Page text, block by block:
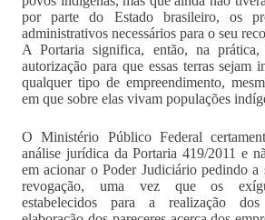
por parte do Estado brasileiro, os
administrativos necessários para o seu
A Portaria significa, então, na prática,
autorização para que essas terras sejam
qualquer tipo de empreendimento,
em que sobre elas vivam populações
O Ministério Público Federal
análise jurídica da Portaria 419/2011 e
em acionar o Poder Judiciário pedindo a
revogação, uma vez que os
estabelecidos para a realização